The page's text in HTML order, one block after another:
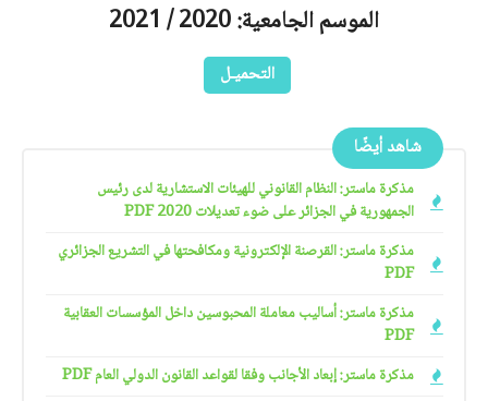
الموسم الجامعية: 2020 / 2021
التحميـل
شاهد أيضًا
مذكرة ماستر: النظام القانوني للهيئات الاستشارية لدى رئيس
الجمهورية في الجزائر على ضوء تعديلات 2020 PDF
مذكرة ماستر: القرصنة الإلكترونية ومكافحتها في التشريع الجزائري
PDF
مذكرة ماستر: أساليب معاملة المحبوسين داخل المؤسسات العقابية
PDF
مذكرة ماستر: إبعاد الأجانب وفقا لقواعد القانون الدولي العام PDF